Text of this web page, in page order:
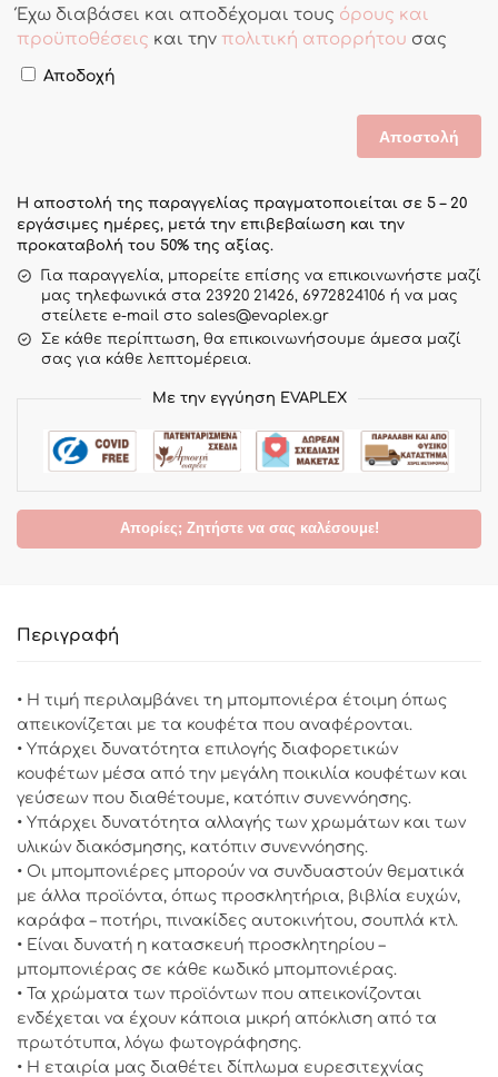
Έχω διαβάσει και αποδέχομαι τους όρους και
προϋποθέσεις και την πολιτική απορρήτου σας
Αποδοχή
Η αποστολή της παραγγελίας πραγματοποιείται σε 5 – 20
εργάσιμες ημέρες, μετά την επιβεβαίωση και την
προκαταβολή του 50% της αξίας.
Για παραγγελία, μπορείτε επίσης να επικοινωνήστε μαζί
μας τηλεφωνικά στα 23920 21426, 6972824106 ή να μας
στείλετε e-mail στο sales@evaplex.gr
Σε κάθε περίπτωση, θα επικοινωνήσουμε άμεσα μαζί
σας για κάθε λεπτομέρεια.
Με την εγγύηση EVAPLEX
Απορίες; Ζητήστε να σας καλέσουμε!
Περιγραφή
• Η τιμή περιλαμβάνει τη μπομπονιέρα έτοιμη όπως
απεικονίζεται με τα κουφέτα που αναφέρονται.
• Υπάρχει δυνατότητα επιλογής διαφορετικών
κουφέτων μέσα από την μεγάλη ποικιλία κουφέτων και
γεύσεων που διαθέτουμε, κατόπιν συνεννόησης.
• Υπάρχει δυνατότητα αλλαγής των χρωμάτων και των
υλικών διακόσμησης, κατόπιν συνεννόησης.
• Οι μπομπονιέρες μπορούν να συνδυαστούν θεματικά
με άλλα προϊόντα, όπως προσκλητήρια, βιβλία ευχών,
καράφα – ποτήρι, πινακίδες αυτοκινήτου, σουπλά κτλ.
• Είναι δυνατή η κατασκευή προσκλητηρίου –
μπομπονιέρας σε κάθε κωδικό μπομπονιέρας.
• Τα χρώματα των προϊόντων που απεικονίζονται
ενδέχεται να έχουν κάποια μικρή απόκλιση από τα
πρωτότυπα, λόγω φωτογράφησης.
• Η εταιρία μας διαθέτει δίπλωμα ευρεσιτεχνίας